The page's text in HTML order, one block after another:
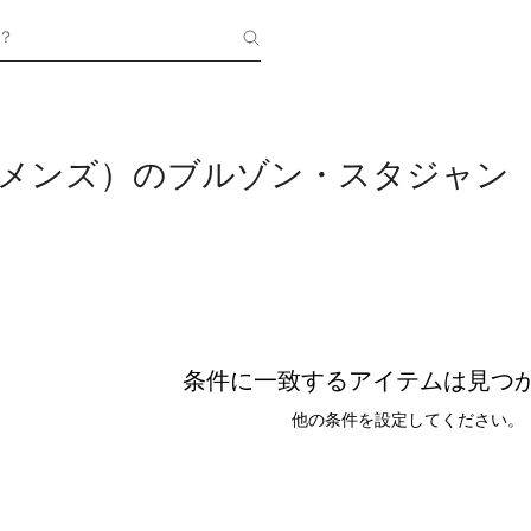
ンズ）のブルゾン・スタジャン
条件に一致するアイテムは見つ
他の条件を設定してください。